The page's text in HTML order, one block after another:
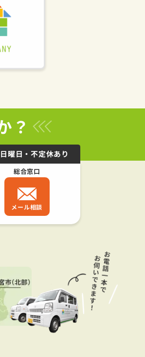
？
曜日・不定休あり
総合窓口
メール相談